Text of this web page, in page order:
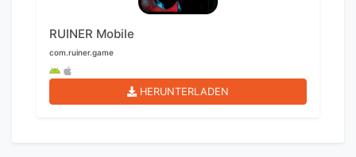
RUINER Mobile
com.ruiner.game
HERUNTERLADEN